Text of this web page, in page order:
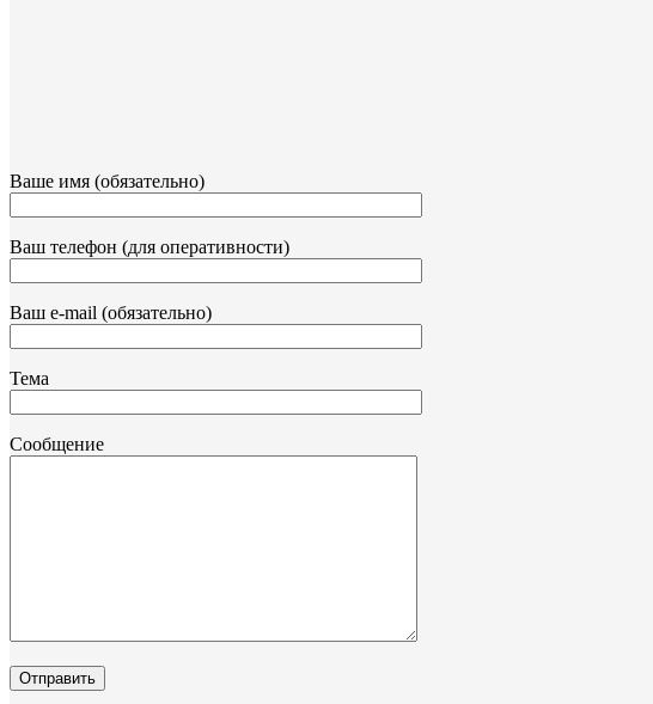
Ваше имя (обязательно)
Ваш телефон (для оперативности)
Ваш e-mail (обязательно)
Тема
Сообщение